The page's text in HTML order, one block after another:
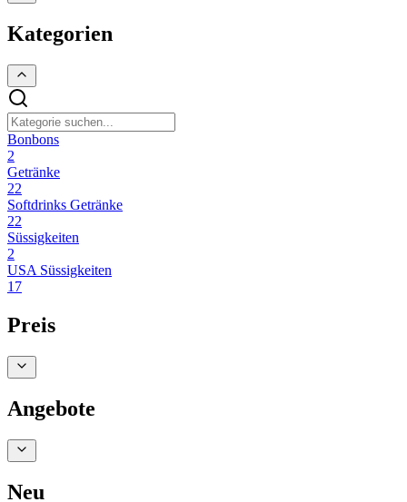
Kategorien
Bonbons
2
Getränke
22
Softdrinks Getränke
22
Süssigkeiten
2
USA Süssigkeiten
17
Preis
Angebote
Neu